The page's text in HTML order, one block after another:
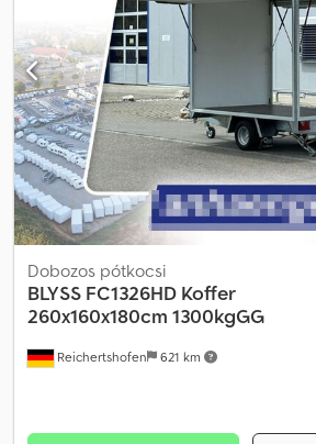
Reichertshofen 621 km
Dobozos pótkocsi
BLYSS FC1326HD Koffer
260x160x180cm 1300kgGG